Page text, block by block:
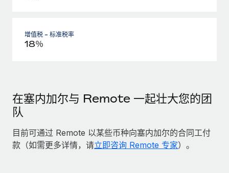
增值税 - 标准税率
18％
在塞内加尔与 Remote 一起壮大您的团
队
目前可通过 Remote 以某些币种向塞内加尔的合同工付
款（如需更多详情，请立即咨询 Remote 专家）。